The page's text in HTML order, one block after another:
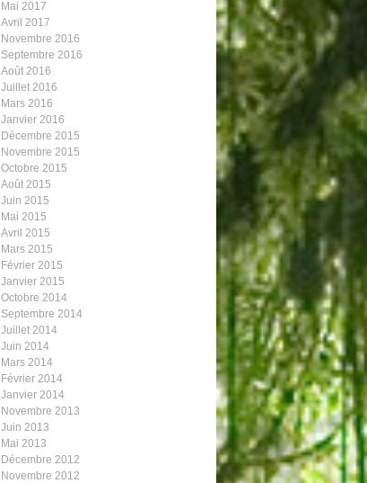
Mai 2017
Avril 2017
Novembre 2016
Septembre 2016
Août 2016
Juillet 2016
Mars 2016
Janvier 2016
Décembre 2015
Novembre 2015
Octobre 2015
Août 2015
Juin 2015
Mai 2015
Avril 2015
Mars 2015
Février 2015
Janvier 2015
Octobre 2014
Septembre 2014
Juillet 2014
Juin 2014
Mars 2014
Février 2014
Janvier 2014
Novembre 2013
Juin 2013
Mai 2013
Décembre 2012
Novembre 2012